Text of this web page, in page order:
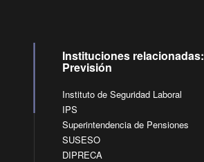
Instituciones relacionadas:
Previsión
Instituto de Seguridad Laboral
IPS
Superintendencia de Pensiones
SUSESO
DIPRECA